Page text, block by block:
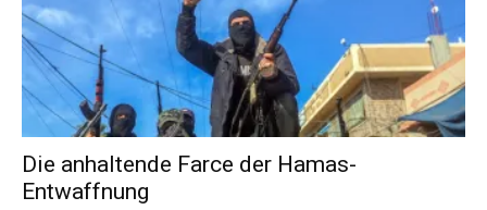
Die anhaltende Farce der Hamas-
Entwaffnung